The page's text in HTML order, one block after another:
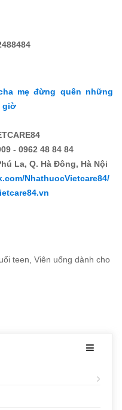
mẹ đừng quên những
giờ
- 0962 48 84 84
La, Q. Hà Đông, Hà Nội
NhathuocVietcare84/
teen Viên uống dành cho